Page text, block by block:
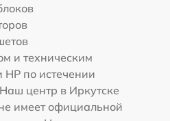
и техническим
по истечении
центр в Иркутске
имеет официальной